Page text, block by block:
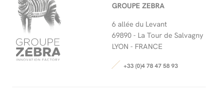
GROUPE ZEBRA
6 allée du Levant
69890 - La Tour de Salvagny
LYON - FRANCE
+33 (0)4 78 47 58 93